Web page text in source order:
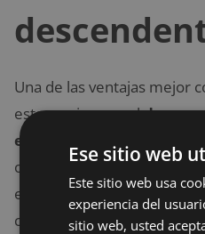
Una de las ventajas mejor
estas series son el
entrenamiento
. En
observado, que los sujetos
entrenamiento, añaden
consiguen mayor fatiga
Ese sitio web
Este sitio web usa
experiencia del
sitio web, usted